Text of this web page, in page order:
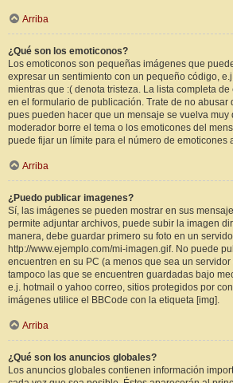
Arriba
¿Qué son los emoticonos?
Los emoticonos son pequeñas imágenes que
expresar un sentimiento con un pequeño código,
mientras que :( denota tristeza. La lista completa
en el formulario de publicación. Trate de no abusar
pues pueden hacer que un mensaje se vuelva muy
moderador borre el tema o los emoticones del
puede fijar un límite para el número de emoticones
Arriba
¿Puedo publicar imagenes?
Sí, las imágenes se pueden mostrar en sus
permite adjuntar archivos, puede subir la imagen
manera, debe guardar primero su foto en un
http://www.ejemplo.com/mi-imagen.gif. No puede
encuentren en su PC (a menos que sea un
tampoco las que se encuentren guardadas bajo
e.j. hotmail o yahoo correo, sitios protegidos por
imágenes utilice el BBCode con la etiqueta [img].
Arriba
¿Qué son los anuncios globales?
Los anuncios globales contienen información